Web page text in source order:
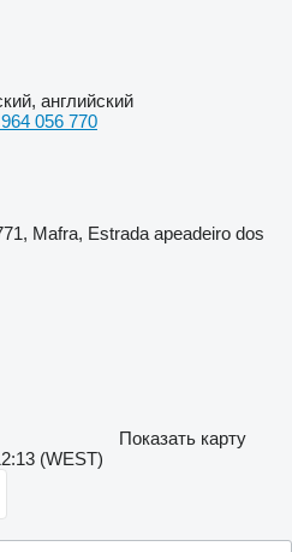
английский
056 770
Mafra, Estrada apeadeiro dos
Показать карту
(WEST)